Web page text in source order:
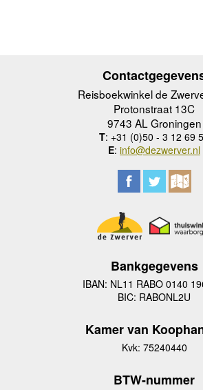
Reisboekwinkel de
Protonstraat 13C
9743 AL Groningen
T: +31 (0)50 - 3 12 69
E: info@dezwerver.nl
Bankgegevens
IBAN: NL11 RABO 0140
BIC: RABONL2U
Kamer van
Kvk: 75240440
BTW-nummer